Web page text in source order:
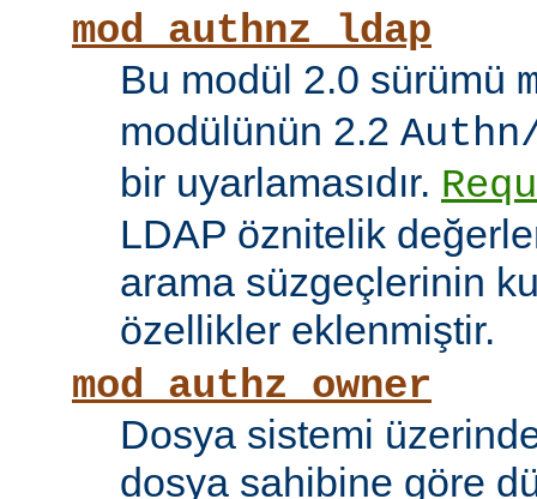
mod_authnz_ldap
Bu modül 2.0 sürümü
modülünün 2.2
bir uyarlamasıdır.
LDAP öznitelik
arama süzgeçlerinin
özellikler eklenmiştir.
mod_authz_owner
Dosya sistemi
dosya sahibine göre